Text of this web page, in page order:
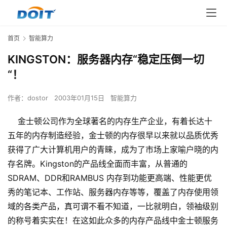
首页 智能算力
KINGSTON：服务器内存“稳定压倒一切
“！
作者： dostor 2003年01月15日 智能算力
金士顿公司作为全球著名的内存生产企业，有着长达十
五年的内存制造经验，金士顿的内存很早以来就以品质优秀
获得了广大计算机用户的青睐，成为了市场上家喻户晓的内
存名牌。Kingston的产品线全面而丰富，从普通的
SDRAM、DDR和RAMBUS 内存到功能更高端、性能更优
秀的笔记本、工作站、服务器内存等等，覆盖了内存使用领
域的各类产品，真可谓不看不知道，一比就明白，领袖级别
的称号着实实在！在这如此众多的内存产品线中金士顿服务